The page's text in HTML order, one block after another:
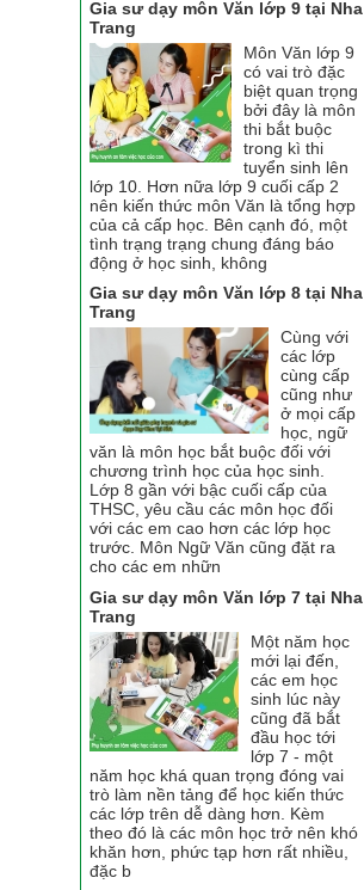
Gia sư dạy môn Văn lớp 9 tại Nha
Trang
Môn Văn lớp 9
có vai trò đặc
biệt quan trọng
bởi đây là môn
thi bắt buộc
trong kì thi
tuyển sinh lên
lớp 10. Hơn nữa lớp 9 cuối cấp 2
nên kiến thức môn Văn là tổng hợp
của cả cấp học. Bên cạnh đó, một
tình trạng trạng chung đáng báo
động ở học sinh, không
Gia sư dạy môn Văn lớp 8 tại Nha
Trang
Cùng với
các lớp
cùng cấp
cũng như
ở mọi cấp
học, ngữ
văn là môn học bắt buộc đối với
chương trình học của học sinh.
Lớp 8 gần với bậc cuối cấp của
THSC, yêu cầu các môn học đối
với các em cao hơn các lớp học
trước. Môn Ngữ Văn cũng đặt ra
cho các em nhữn
Gia sư dạy môn Văn lớp 7 tại Nha
Trang
Một năm học
mới lại đến,
các em học
sinh lúc này
cũng đã bắt
đầu học tới
lớp 7 - một
năm học khá quan trọng đóng vai
trò làm nền tảng để học kiến thức
các lớp trên dễ dàng hơn. Kèm
theo đó là các môn học trở nên khó
khăn hơn, phức tạp hơn rất nhiều,
đặc b